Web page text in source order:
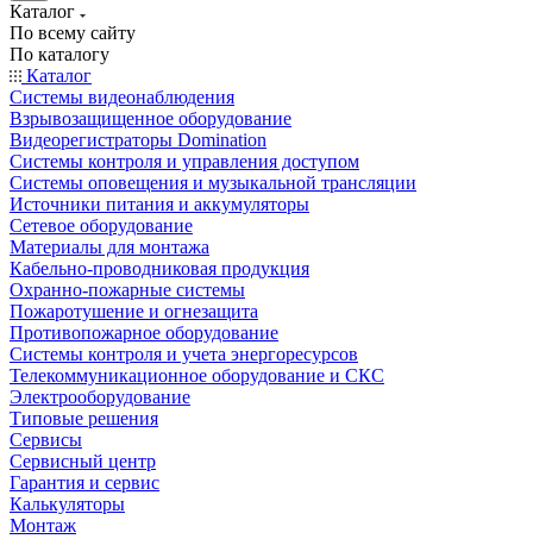
Каталог
По всему сайту
По каталогу
Каталог
Системы видеонаблюдения
Взрывозащищенное оборудование
Видеорегистраторы Domination
Системы контроля и управления доступом
Системы оповещения и музыкальной трансляции
Источники питания и аккумуляторы
Сетевое оборудование
Материалы для монтажа
Кабельно-проводниковая продукция
Охранно-пожарные системы
Пожаротушение и огнезащита
Противопожарное оборудование
Системы контроля и учета энергоресурсов
Телекоммуникационное оборудование и СКС
Электрооборудование
Типовые решения
Сервисы
Сервисный центр
Гарантия и сервис
Калькуляторы
Монтаж